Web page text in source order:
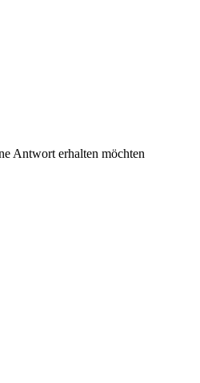
Antwort erhalten möchten